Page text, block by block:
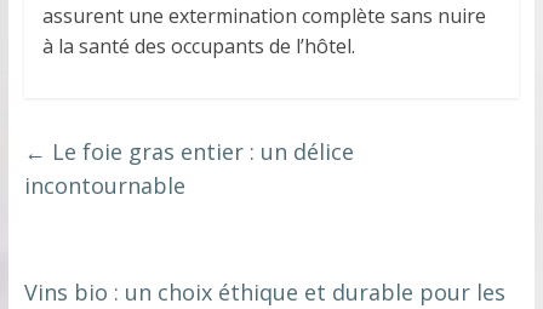
assurent une extermination complète sans nuire
à la santé des occupants de l’hôtel.
← Le foie gras entier : un délice
incontournable
Vins bio : un choix éthique et durable pour les